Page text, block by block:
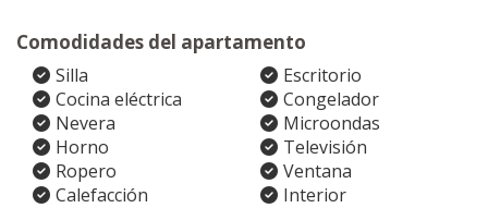
Comodidades del apartamento
Silla
Escritorio
Cocina eléctrica
Congelador
Nevera
Microondas
Horno
Televisión
Ropero
Ventana
Calefacción
Interior